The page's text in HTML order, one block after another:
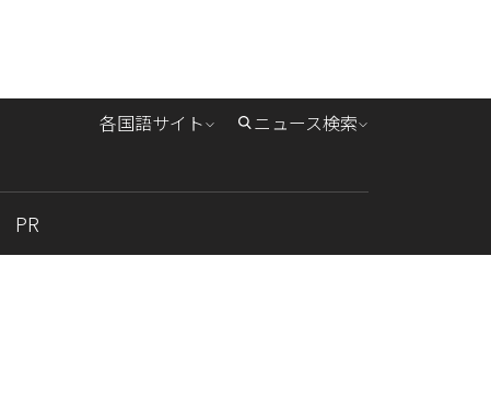
各国語サイト ニュース検索
PR